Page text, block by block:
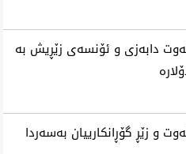
دابەزی و ئۆنسەی زێڕیش بە
و زێڕ گۆڕانكارییان به‌سه‌ردا